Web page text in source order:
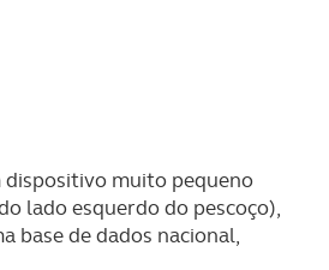
dispositivo muito pequeno
lado esquerdo do pescoço),
base de dados nacional,